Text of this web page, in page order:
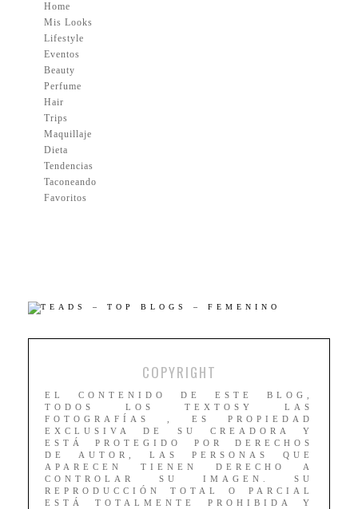
Home
Mis Looks
Lifestyle
Eventos
Beauty
Perfume
Hair
Trips
Maquillaje
Dieta
Tendencias
Taconeando
Favoritos
COPYRIGHT
EL CONTENIDO DE ESTE BLOG,
TODOS LOS TEXTOSY LAS
FOTOGRAFÍAS , ES PROPIEDAD
EXCLUSIVA DE SU CREADORA Y
ESTÁ PROTEGIDO POR DERECHOS
DE AUTOR, LAS PERSONAS QUE
APARECEN TIENEN DERECHO A
CONTROLAR SU IMAGEN. SU
REPRODUCCIÓN TOTAL O PARCIAL
ESTÁ TOTALMENTE PROHIBIDA Y